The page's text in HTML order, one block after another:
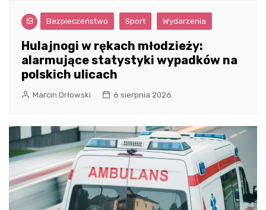
Bezpieczeństwo Sport Wydarzenia
Hulajnogi w rękach młodzieży:
alarmujące statystyki wypadków na
polskich ulicach
Marcin Orłowski 6 sierpnia 2026